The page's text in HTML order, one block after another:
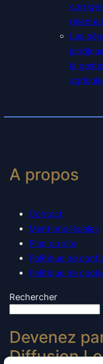
Les
la
A propos
Contact
Mentions légales
Plan du site
Politique de
Politique de
Rechercher
Devenez
Diffusion